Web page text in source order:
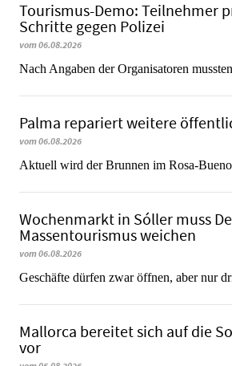
Tourismus-Demo: Teilnehmer
Schritte gegen Polizei
vom 06.08.2026
Nach Angaben der Organisatoren
Palma repariert weitere
vom 06.08.2026
Aktuell wird der Brunnen im Rosa-
Wochenmarkt in Sóller muss
Massentourismus weichen
vom 06.08.2026
Geschäfte dürfen zwar öffnen, aber nur
Mallorca bereitet sich auf die
vor